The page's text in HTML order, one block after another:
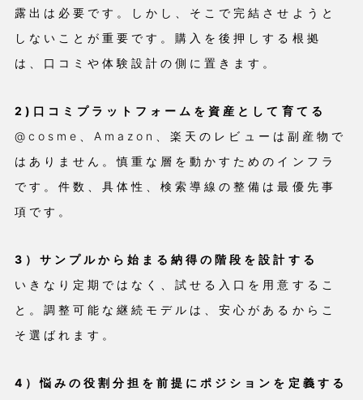
露出は必要です。しかし、そこで完結させようと
しないことが重要です。購入を後押しする根拠
は、口コミや体験設計の側に置きます。
2)口コミプラットフォームを資産として育てる
@cosme、Amazon、楽天のレビューは副産物で
はありません。慎重な層を動かすためのインフラ
です。件数、具体性、検索導線の整備は最優先事
項です。
3）サンプルから始まる納得の階段を設計する
いきなり定期ではなく、試せる入口を用意するこ
と。調整可能な継続モデルは、安心があるからこ
そ選ばれます。
4）悩みの役割分担を前提にポジションを定義する